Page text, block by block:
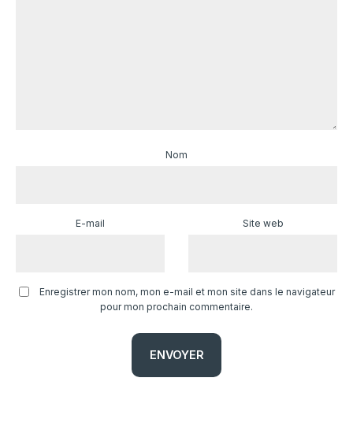
Nom
E-mail Site web
Enregistrer mon nom, mon e-mail et mon site dans le navigateur
pour mon prochain commentaire.